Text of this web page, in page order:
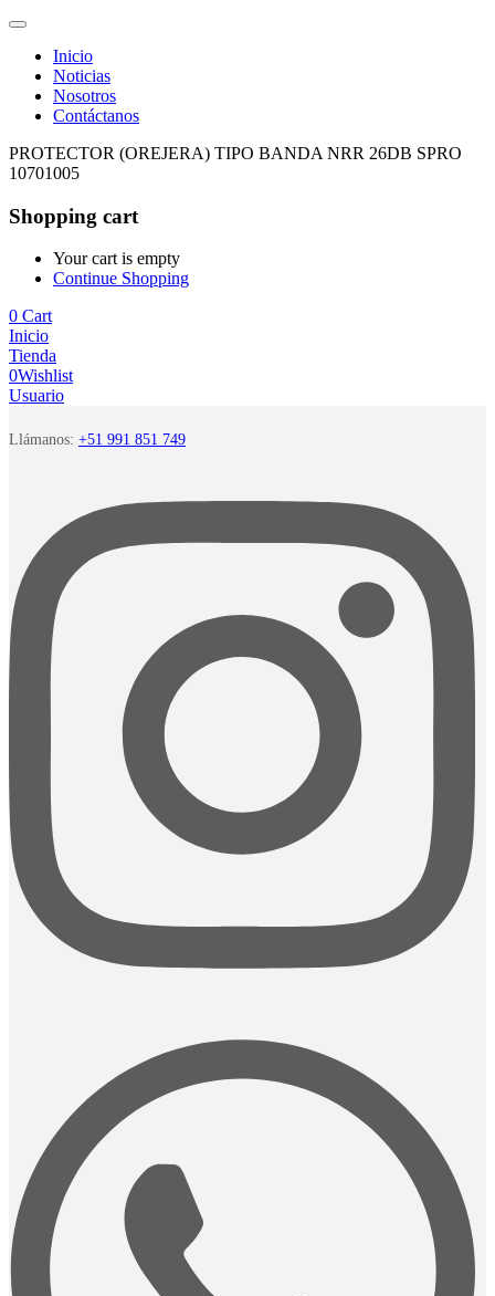
Inicio
Noticias
Nosotros
Contáctanos
PROTECTOR (OREJERA) TIPO BANDA NRR 26DB SPRO
10701005
Shopping cart
Your cart is empty
Continue Shopping
0 Cart
Inicio
Tienda
0Wishlist
Usuario
Llámanos: +51 991 851 749